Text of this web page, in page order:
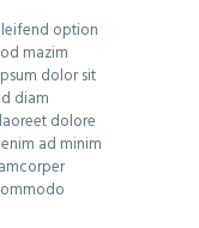
option
mazim
dolor sit
diam
dolore
ad minim